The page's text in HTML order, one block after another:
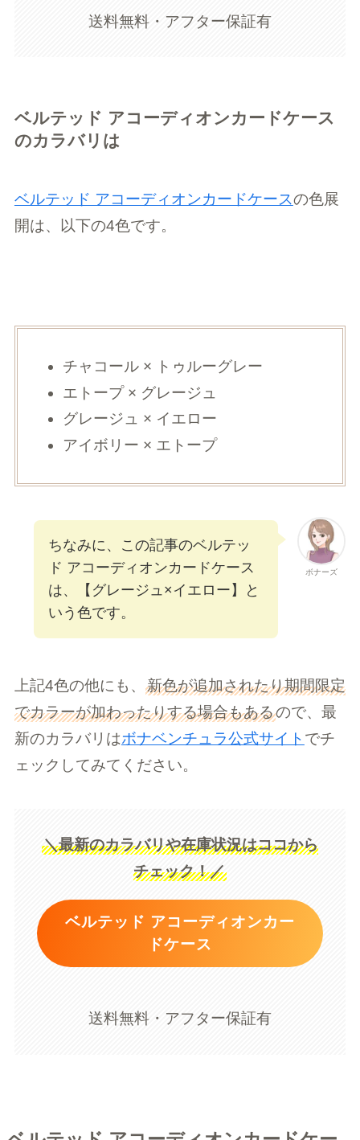
送料無料・アフター保証有
ベルテッド アコーディオンカードケース
のカラバリは
ベルテッド アコーディオンカードケースの色展
開は、以下の4色です。
チャコール × トゥルーグレー
エトープ × グレージュ
グレージュ × イエロー
アイボリー × エトープ
ボナーズ
ちなみに、この記事のベルテッ
ド アコーディオンカードケース
は、【グレージュ×イエロー】と
いう色です。
上記4色の他にも、 新色が追加されたり期間限定
でカラーが加わったりする場合もあるので、最
新のカラバリはボナベンチュラ公式サイト でチ
ェックしてみてください。
＼最新のカラバリや在庫状況はココから
チェック！／
ベルテッド アコーディオンカー
ドケース
送料無料・アフター保証有